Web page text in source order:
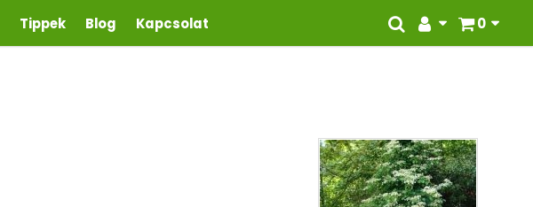
0
Tippek Blog Kapcsolat